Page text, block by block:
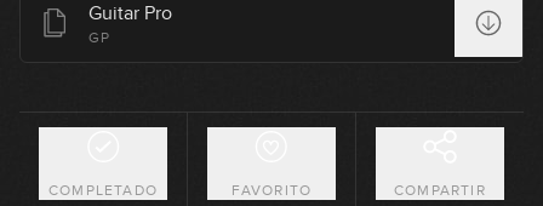
Guitar Pro
GP
COMPLETADO FAVORITO COMPARTIR
07:21
#2 Groove con percusión y
GRATIS